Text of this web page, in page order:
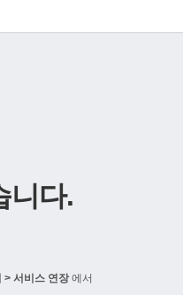
니다.
> 서비스 연장에서